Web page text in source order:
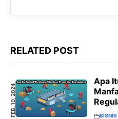
RELATED POST
FEB. 10, 2024
Apa
BISNIS